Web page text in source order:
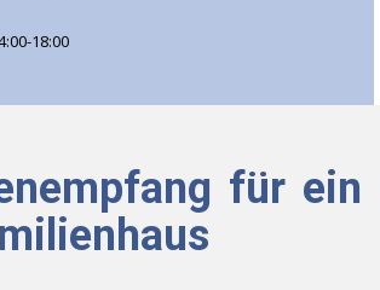
18:00
für ein